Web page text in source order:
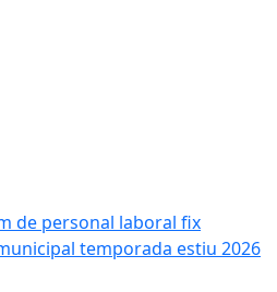
de personal laboral fix
temporada estiu 2026